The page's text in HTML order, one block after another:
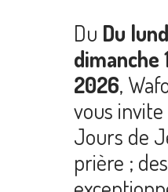
Du Du
dimanche
2026,
vous
Jours de
prière ;